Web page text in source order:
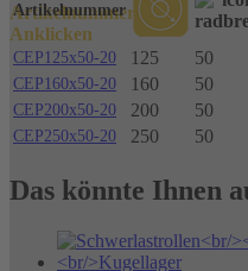
Artikelnummer
Anklicken
Artikelnummer
CEP125x50-20 125 50
CEP160x50-20 160 50
CEP200x50-20 200 50
CEP250x50-20 250 50
Das könnte Ihnen